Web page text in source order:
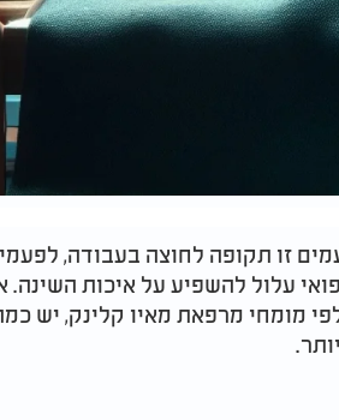
זו תקופה לחוצה בעבודה,
עלול להשפיע על איכות השינה.
מומחי מרפאת מאיו קלינק, יש